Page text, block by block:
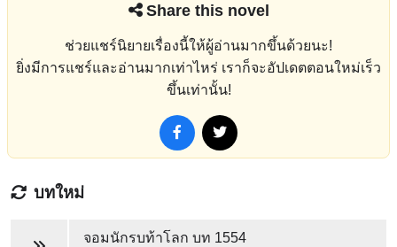
Share this novel
ช่วยแชร์นิยายเรื่องนี้ให้ผู้อ่านมากขึ้นด้วยนะ!
ยิ่งมีการแชร์และอ่านมากเท่าไหร่ เราก็จะอัปเดตตอนใหม่เร็ว
ขึ้นเท่านั้น!
บทใหม่
จอมนักรบท้าโลก บท 1554